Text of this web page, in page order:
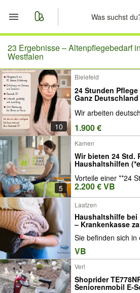
Start
Merkliste
Nachrichten
Anzeige aufgeben
23 Ergebnisse –Altenpflegebedarf
Westfalen
10
Bielefeld
24 Stunden
Ganz
Wir arbeiten
1.900 €
5
Kamen
Wir bieten 24 Std.
Haushaltshilfen
Vorteile einer **24
2.200 € VB
Laatzen
Haushaltshilfe bei
– Krankenkasse
Sie befinden sich in
VB
Verl
Shoprider
Seniorenmobil E-